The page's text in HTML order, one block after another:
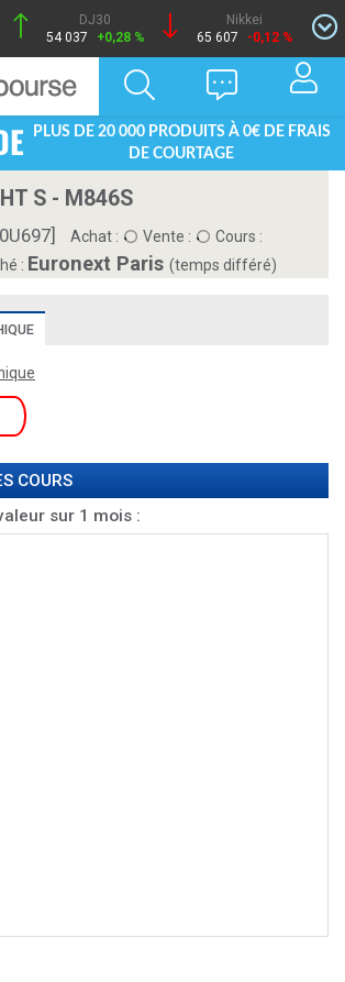
DJ30
54 037
+0,28 %
Nikkei
65 607
-0,12 %
PLUS DE 20 000 PRODUITS À 0€ DE FRAIS
DE COURTAGE
S - M846S
Achat : Vente :
Cours :
: Euronext Paris (temps différé)
COURS
sur 1 mois :